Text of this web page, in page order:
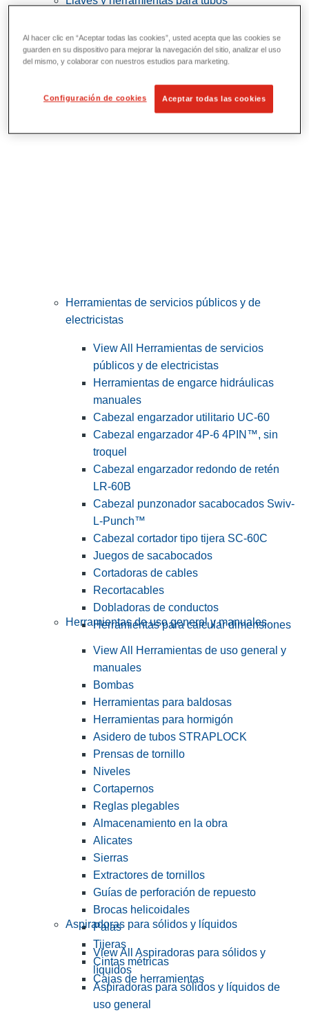
Llaves
Curvado y conformado
Corte y preparación de tubos
Herramientas de servicios públicos y de
electricistas
View All Herramientas de servicios
públicos y de electricistas
Herramientas de engarce hidráulicas
manuales
Cabezal engarzador utilitario UC-60
Cabezal engarzador 4P-6 4PIN™, sin
troquel
Cabezal engarzador redondo de retén
LR-60B
Cabezal punzonador sacabocados Swiv-
L-Punch™
Cabezal cortador tipo tijera SC-60C
Juegos de sacabocados
Cortadoras de cables
Recortacables
Dobladoras de conductos
Herramientas para calcular dimensiones
Herramientas de uso general y manuales
View All Herramientas de uso general y
manuales
Bombas
Herramientas para baldosas
Herramientas para hormigón
Asidero de tubos STRAPLOCK
Prensas de tornillo
Niveles
Cortapernos
Reglas plegables
Almacenamiento en la obra
Alicates
Sierras
Extractores de tornillos
Guías de perforación de repuesto
Brocas helicoidales
Palas
Tijeras
Cintas métricas
Cajas de herramientas
Aspiradoras para sólidos y líquidos
View All Aspiradoras para sólidos y
líquidos
Aspiradoras para sólidos y líquidos de
uso general
Al hacer clic en “Aceptar todas las cookies”, usted acepta que las cookies se
guarden en su dispositivo para mejorar la navegación del sitio, analizar el uso
del mismo, y colaborar con nuestros estudios para marketing.
Configuración de cookies Aceptar todas las cookies